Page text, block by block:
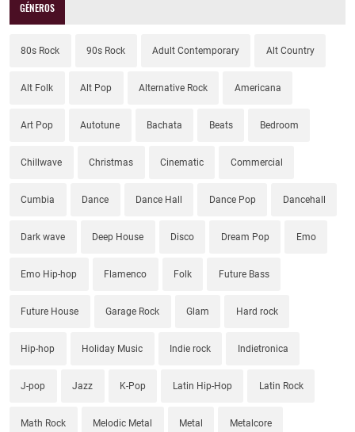
GÉNEROS
80s Rock 90s Rock Adult Contemporary Alt Country
Alt Folk Alt Pop Alternative Rock Americana
Art Pop Autotune Bachata Beats Bedroom
Chillwave Christmas Cinematic Commercial
Cumbia Dance Dance Hall Dance Pop Dancehall
Dark wave Deep House Disco Dream Pop Emo
Emo Hip-hop Flamenco Folk Future Bass
Future House Garage Rock Glam Hard rock
Hip-hop Holiday Music Indie rock Indietronica
J-pop Jazz K-Pop Latin Hip-Hop Latin Rock
Math Rock Melodic Metal Metal Metalcore